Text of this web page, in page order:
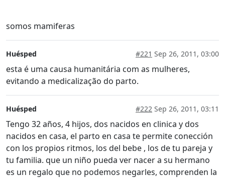
somos mamiferas
Huésped #221 Sep 26, 2011, 03:00
esta é uma causa humanitária com as mulheres,
evitando a medicalização do parto.
Huésped #222 Sep 26, 2011, 03:11
Tengo 32 años, 4 hijos, dos nacidos en clinica y dos
nacidos en casa, el parto en casa te permite conección
con los propios ritmos, los del bebe , los de tu pareja y
tu familia. que un niño pueda ver nacer a su hermano
es un regalo que no podemos negarles, comprenden la